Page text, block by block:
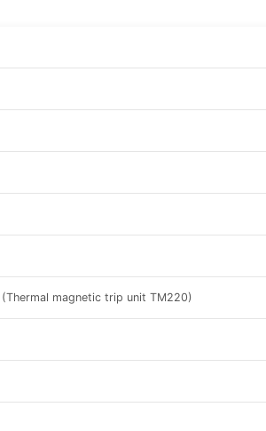
magnetic trip unit TM220)